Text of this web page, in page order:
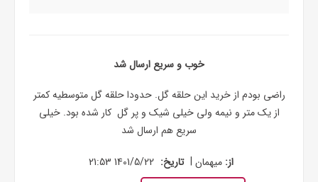
خوب و سریع ارسال شد
راضی بودم از خرید این حلقه گل. حدودا حلقه گل متوسطیه کمتر
از یک متر و نیمه ولی خیلی شیک و پر گل کار شده بود. خیلی
سریع هم ارسال شد
از: میهمان | تاریخ: 1401/5/22 21:53